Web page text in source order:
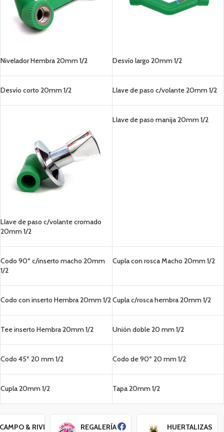
Nivelador Hembra 20mm 1/2 Desvío largo 20mm 1/2
Desvío corto 20mm 1/2 Llave de paso c/volante 20mm 1/2
Llave de paso c/volante cromado
20mm 1/2
Llave de paso manija 20mm 1/2
Codo 90º c/inserto macho 20mm
1/2
Cupla con rosca Macho 20mm 1/2
Codo con inserto Hembra 20mm 1/2Cupla c/rosca hembra 20mm 1/2
Tee inserto Hembra 20mm 1/2 Unión doble 20 mm 1/2
Codo 45º 20 mm 1/2 Codo de 90º 20 mm 1/2
Cupla 20mm 1/2 Tapa 20mm 1/2
& RIVERO
REGALERÍA
HUERTALIZAS